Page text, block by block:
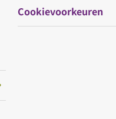
Cookievoorkeuren